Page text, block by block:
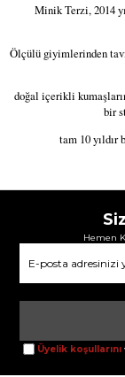
Minik Terzi, 2014
Ölçülü giyimlerinden
doğal içerikli
bir
tam 10 yıldır
Hemen
Üyelik koşullarını